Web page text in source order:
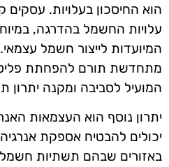
הוא החיסכון בעלויות. עסקים
עלויות החשמל בהדרגה,
המיועדות לייצור חשמל
מתחדשת תורם להפחתת
המועיל לסביבה ומקנה יתרון
יתרון נוסף הוא העצמאות
יכולים להבטיח אספקת אנרגיה
באזורים שבהם תשתיות